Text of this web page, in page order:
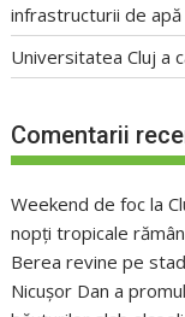
infrastructurii de apă
Universitatea Cluj a
Comentarii
Weekend de foc la
nopți tropicale
Berea revine pe
Nicușor Dan a